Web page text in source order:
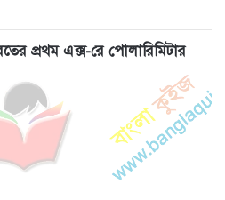
প্রথম এক্স-রে পোলারিমিটার